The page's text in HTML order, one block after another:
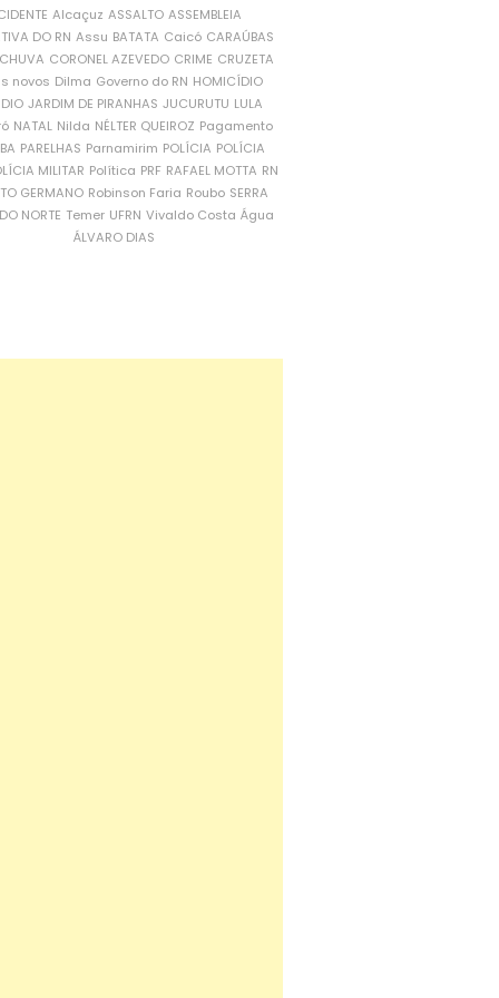
Alcaçuz ASSALTO ASSEMBLEIA
DO RN Assu BATATA Caicó CARAÚBAS
CORONEL AZEVEDO CRIME CRUZETA
novos Dilma Governo do RN HOMICÍDIO
JARDIM DE PIRANHAS JUCURUTU LULA
NATAL Nilda NÉLTER QUEIROZ Pagamento
PARELHAS Parnamirim POLÍCIA POLÍCIA
MILITAR Política PRF RAFAEL MOTTA RN
GERMANO Robinson Faria Roubo SERRA
NORTE Temer UFRN Vivaldo Costa Água
ÁLVARO DIAS